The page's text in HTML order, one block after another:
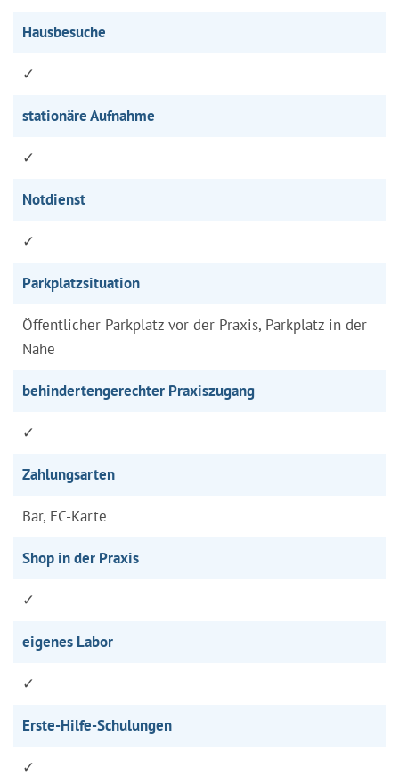
Hausbesuche
✓
stationäre Aufnahme
✓
Notdienst
✓
Parkplatzsituation
Öffentlicher Parkplatz vor der Praxis, Parkplatz in der
Nähe
behindertengerechter Praxiszugang
✓
Zahlungsarten
Bar, EC-Karte
Shop in der Praxis
✓
eigenes Labor
✓
Erste-Hilfe-Schulungen
✓